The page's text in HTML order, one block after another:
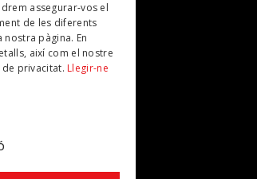
assegurar-vos el
de les diferents
pàgina. En
així com el nostre
privacitat. Llegir-ne